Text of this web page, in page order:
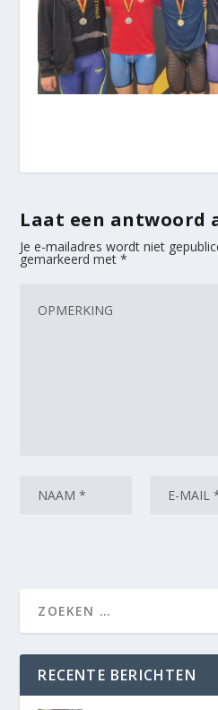
Laat een antwoord
Je e-mailadres wordt niet
gemarkeerd met*
RECENTE BERICHTEN